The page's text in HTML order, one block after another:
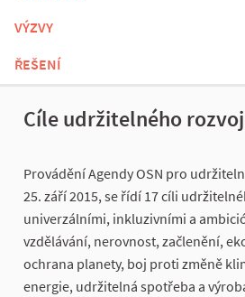
VÝZVY
ŘEŠENÍ
Cíle udržitelného
Provádění Agendy OSN pro
25. září 2015, se řídí 17 cíli
univerzálními, inkluzivními a
vzdělávání, nerovnost, začlenění,
ochrana planety, boj proti změně
energie, udržitelná spotřeba a